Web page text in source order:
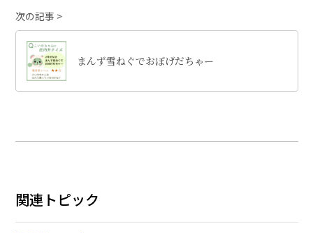
次の記事
まんず雪ねぐでおぼげだちゃー
関連トピック